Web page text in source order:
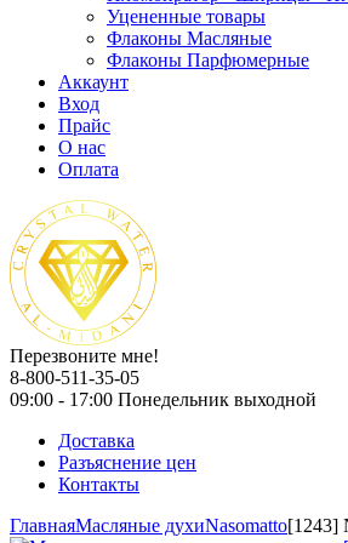
Уцененные товары
Флаконы Масляные
Флаконы Парфюмерные
Аккаунт
Вход
Прайс
О нас
Оплата
Перезвоните мне!
8-800-511-35-05
09:00 - 17:00 Понедельник выходной
Доставка
Разъяснение цен
Контакты
ГлавнаяМасляные духиNasomatto[1243]